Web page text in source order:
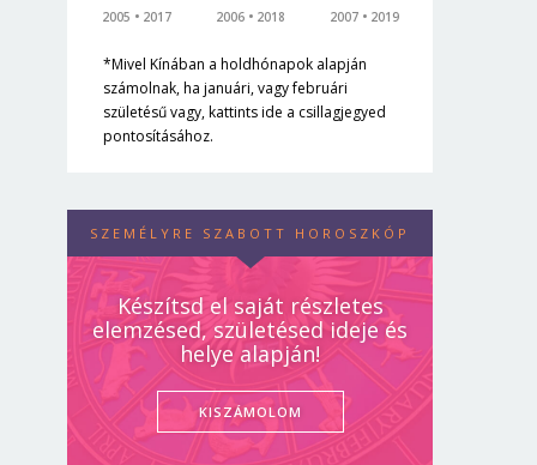
2005
2017
2006
2018
2007
2019
*Mivel Kínában a holdhónapok alapján
számolnak, ha januári, vagy februári
születésű vagy, kattints ide a csillagjegyed
pontosításához.
SZEMÉLYRE SZABOTT HOROSZKÓP
Készítsd el saját részletes
elemzésed, születésed ideje és
helye alapján!
KISZÁMOLOM